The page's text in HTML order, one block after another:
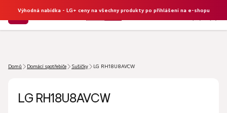
Výhodná nabídka - LG+ ceny na všechny produkty po přihlášení na e-shopu
Hledat
Domů Domácí spotřebiče Sušičky LG RH18U8AVCW
LG RH18U8AVCW